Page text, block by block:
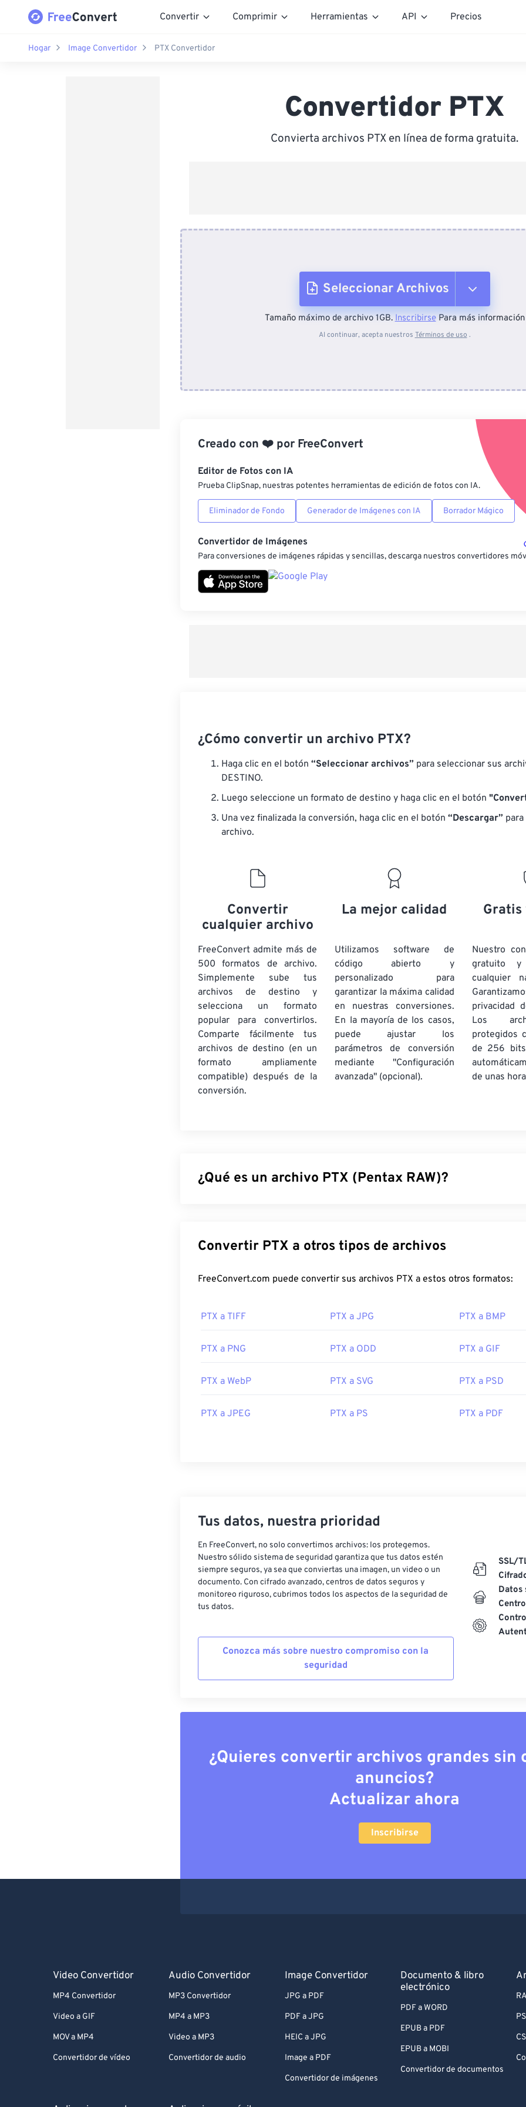
Convertir Comprimir Herramientas API Precios
Hogar Image Convertidor PTX Convertidor
Convertidor PTX
Convierta archivos PTX en línea de forma gratuita.
Seleccionar Archivos
Desde el dispositivo
Desde OneDrive
Desde URL
Tamaño máximo de archivo 1GB.InscribirsePara más información
Al continuar, acepta nuestros Términos de uso .
Creado con ❤️ por FreeConvert
Editor de Fotos con IA
Prueba ClipSnap, nuestras potentes herramientas de edición de fotos con IA.
Eliminador de Fondo Generador de Imágenes con IA Borrador Mágico
Convertidor de Imágenes
Para conversiones de imágenes rápidas y sencillas, descarga nuestros convertidores
¿Cómo convertir un archivo PTX?
Haga clic en el botón “Seleccionar archivos” para seleccionar sus
DESTINO.
Luego seleccione un formato de destino y haga clic en el botón
Una vez finalizada la conversión, haga clic en el botón “Descargar”
archivo.
Convertir
cualquier archivo
FreeConvert admite más de
500 formatos de archivo.
Simplemente sube tus
archivos de destino y
selecciona un formato
popular para convertirlos.
Comparte fácilmente tus
archivos de destino (en un
formato ampliamente
compatible) después de la
conversión.
La mejor calidad
Utilizamos software de
código abierto y
personalizado para
garantizar la máxima calidad
en nuestras conversiones.
En la mayoría de los casos,
puede ajustar los
parámetros de conversión
mediante "Configuración
avanzada" (opcional).
Gratis
Nuestro
gratuito
cualquier
privacidad
Los
protegidos
de 256
de unas
¿Qué es un archivo PTX (Pentax RAW)?
imágenes de alta calidad, capacidad para recuperar información, facilidad para
correcciones y muchasotras ventajas .
¿Cómo abrir un archivo PTX?
prueba ACDSee Photo Manager , el programa predeterminado para abrir este
Para convertir PTX a JPEG (JPG), utilicePTX a JPG BatchPhoto o HDR
Lanzamiento inicial: 18 de septiembre de 1992
Convertir PTX a otros tipos de archivos
FreeConvert.com puede convertir sus archivos PTX a estos otros formatos:
PTX a TIFF PTX a JPG PTX a BMP
PTX a PNG PTX a ODD PTX a GIF
PTX a WebP PTX a SVG PTX a PSD
PTX a JPEG PTX a PS PTX a PDF
Tus datos, nuestra prioridad
En FreeConvert, no solo convertimos archivos: los protegemos.
Nuestro sólido sistema de seguridad garantiza que tus datos estén
siempre seguros, ya sea que conviertas una imagen, un video o un
documento. Con cifrado avanzado, centros de datos seguros y
monitoreo riguroso, cubrimos todos los aspectos de la seguridad de
tus datos.
Conozca más sobre nuestro compromiso con la
seguridad
SSL/
Datos
¿Quieres convertir archivos grandes sin
anuncios?
Actualizar ahora
Inscribirse
Video Convertidor
MP4 Convertidor
Video a GIF
MOV a MP4
Convertidor de vídeo
Audio Convertidor
MP3 Convertidor
MP4 a MP3
Video a MP3
Convertidor de audio
Image Convertidor
JPG a PDF
PDF a JPG
HEIC a JPG
Image a PDF
Convertidor de imágenes
Documento & libro
electrónico
PDF a WORD
EPUB a PDF
EPUB a MOBI
Convertidor de documentos